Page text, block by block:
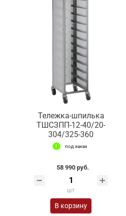
Тележка-шпилька
ТШCЗПП-12-40/20-
304/325-360
под заказ
58 990 руб.
шт
В корзину